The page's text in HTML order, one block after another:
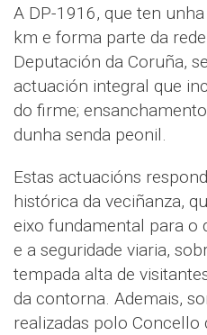
A DP-1916, que ten
km e forma parte da
Deputación da Coruña,
actuación integral que
do firme;
dunha senda peonil.
Estas actuacións
histórica da veciñanza,
eixo fundamental para o
e a seguridade viaria,
tempada alta de
da contorna. Ademais,
realizadas polo Concello